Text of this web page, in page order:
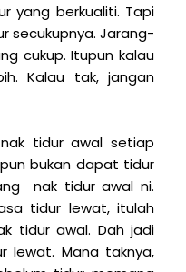
yang berkualiti. Tapi
secukupnya. Jarang-
cukup. Itupun kalau
Kalau tak, jangan
tidur awal setiap
bukan dapat tidur
nak tidur awal ni.
tidur lewat, itulah
tidur awal. Dah jadi
lewat. Mana taknya,